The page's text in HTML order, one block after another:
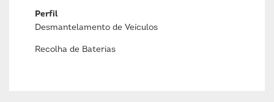
Perfil
Desmantelamento de Veículos
Recolha de Baterias